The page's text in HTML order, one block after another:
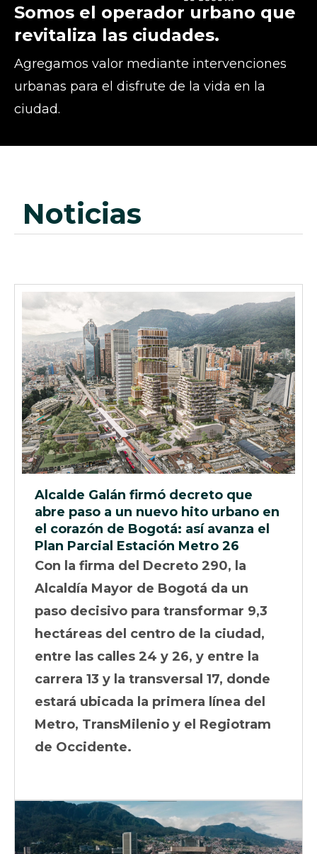
Somos el operador urbano que
revitaliza las ciudades.
Agregamos valor mediante intervenciones
urbanas para el disfrute de la vida en la
ciudad.
noticias
Alcalde Galán firmó decreto que
abre paso a un nuevo hito urbano en
el corazón de Bogotá: así avanza el
Plan Parcial Estación Metro 26
Con la firma del Decreto 290, la
Alcaldía Mayor de Bogotá da un
paso decisivo para transformar 9,3
hectáreas del centro de la ciudad,
entre las calles 24 y 26, y entre la
carrera 13 y la transversal 17, donde
estará ubicada la primera línea del
Metro, TransMilenio y el Regiotram
de Occidente.